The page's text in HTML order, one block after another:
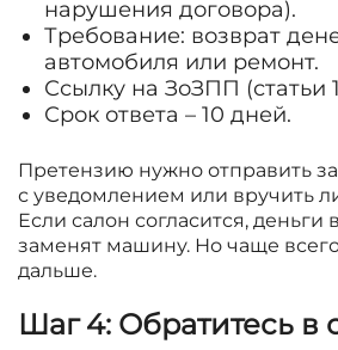
нарушения договора).
Требование: возврат
автомобиля или ремонт.
Ссылку на ЗоЗПП (статьи
Срок ответа – 10 дней.
Претензию нужно отправить
с уведомлением или вручить
Если салон согласится, деньги
заменят машину. Но чаще
дальше.
Шаг 4: Обратитесь в